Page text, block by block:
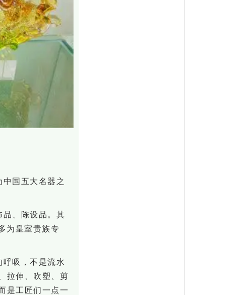
中国五大名器之
品、陈设品 。 其
为皇室贵族专
吸，不是流水
拉伸、吹塑、剪
是工匠们一点一